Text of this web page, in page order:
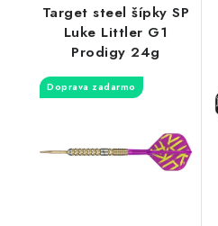
Target steel šípky SP
Luke Littler G1
Prodigy 24g
Doprava zadarmo